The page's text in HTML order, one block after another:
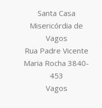
Santa Casa
Misericórdia de
Vagos
Rua Padre Vicente
Maria Rocha 3840-
453
Vagos